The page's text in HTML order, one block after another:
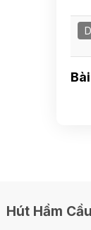
Hút Hầm